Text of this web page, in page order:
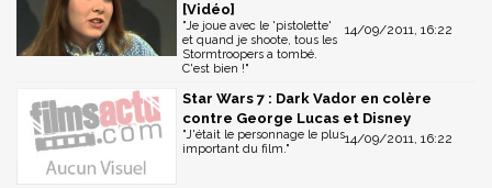
[Vidéo]
14/09/2011, 16:22
"Je joue avec le 'pistolette'
et quand je shoote, tous les
Stormtroopers a tombé.
C'est bien !"
Star Wars 7 : Dark Vador en colère
contre George Lucas et Disney
14/09/2011, 16:22
"J'était le personnage le plus
important du film."